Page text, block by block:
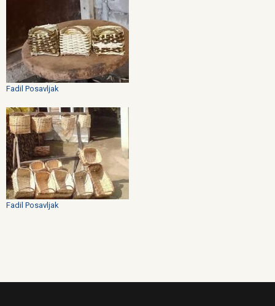
Fadil Posavljak
Fadil Posavljak